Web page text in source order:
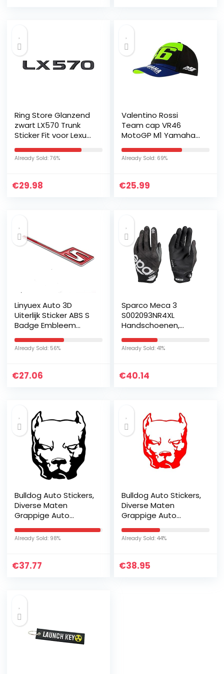
Ring Store Glanzend
zwart LX570 Trunk
Sticker Fit voor Lexus
styling LX570 Letter
Already Sold: 76%
€29.98
Valentino Rossi
Team cap VR46
MotoGP M1 Yamaha
Officiële 2020
Already Sold: 69%
€25.99
Linyuex Auto 3D
Uiterlijk Sticker ABS S
Badge Embleem
AMG SAMG E63S
Already Sold: 56%
€27.06
Sparco Meca 3
S002093NR4XL
Handschoenen,
Already Sold: 41%
€40.14
Bulldog Auto Stickers,
Diverse Maten
Grappige Auto
White/Black Vinyl
Already Sold: 98%
€37.77
Bulldog Auto Stickers,
Diverse Maten
Grappige Auto
White/Black Vinyl
Already Sold: 44%
€38.95